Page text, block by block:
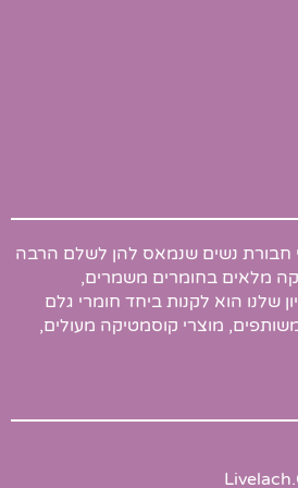
חבורת נשים שנמאס להן לשלם הרבה
מלאים בחומרים משמרים,
שלנו הוא לקנות ביחד חומרי גלם
מוצרי קוסמטיקה מעולים,